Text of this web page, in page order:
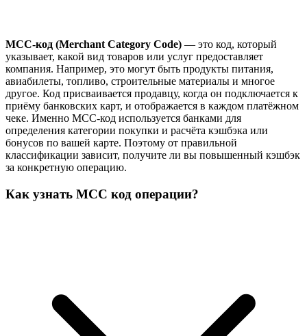
MCC-код (Merchant Category Code) — это код, который
указывает, какой вид товаров или услуг предоставляет
компания. Например, это могут быть продукты питания,
авиабилеты, топливо, строительные материалы и многое
другое. Код присваивается продавцу, когда он подключается к
приёму банковских карт, и отображается в каждом платёжном
чеке. Именно MCC-код используется банками для
определения категории покупки и расчёта кэшбэка или
бонусов по вашей карте. Поэтому от правильной
классификации зависит, получите ли вы повышенный кэшбэк
за конкретную операцию.
Как узнать MCC код операции?